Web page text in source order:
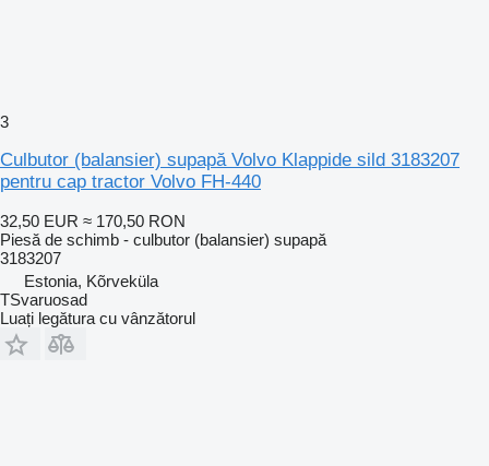
3
Culbutor (balansier) supapă Volvo Klappide sild 3183207
pentru cap tractor Volvo FH-440
32,50 EUR ≈ 170,50 RON
Piesă de schimb - culbutor (balansier) supapă
3183207
Estonia, Kõrveküla
TSvaruosad
Luați legătura cu vânzătorul